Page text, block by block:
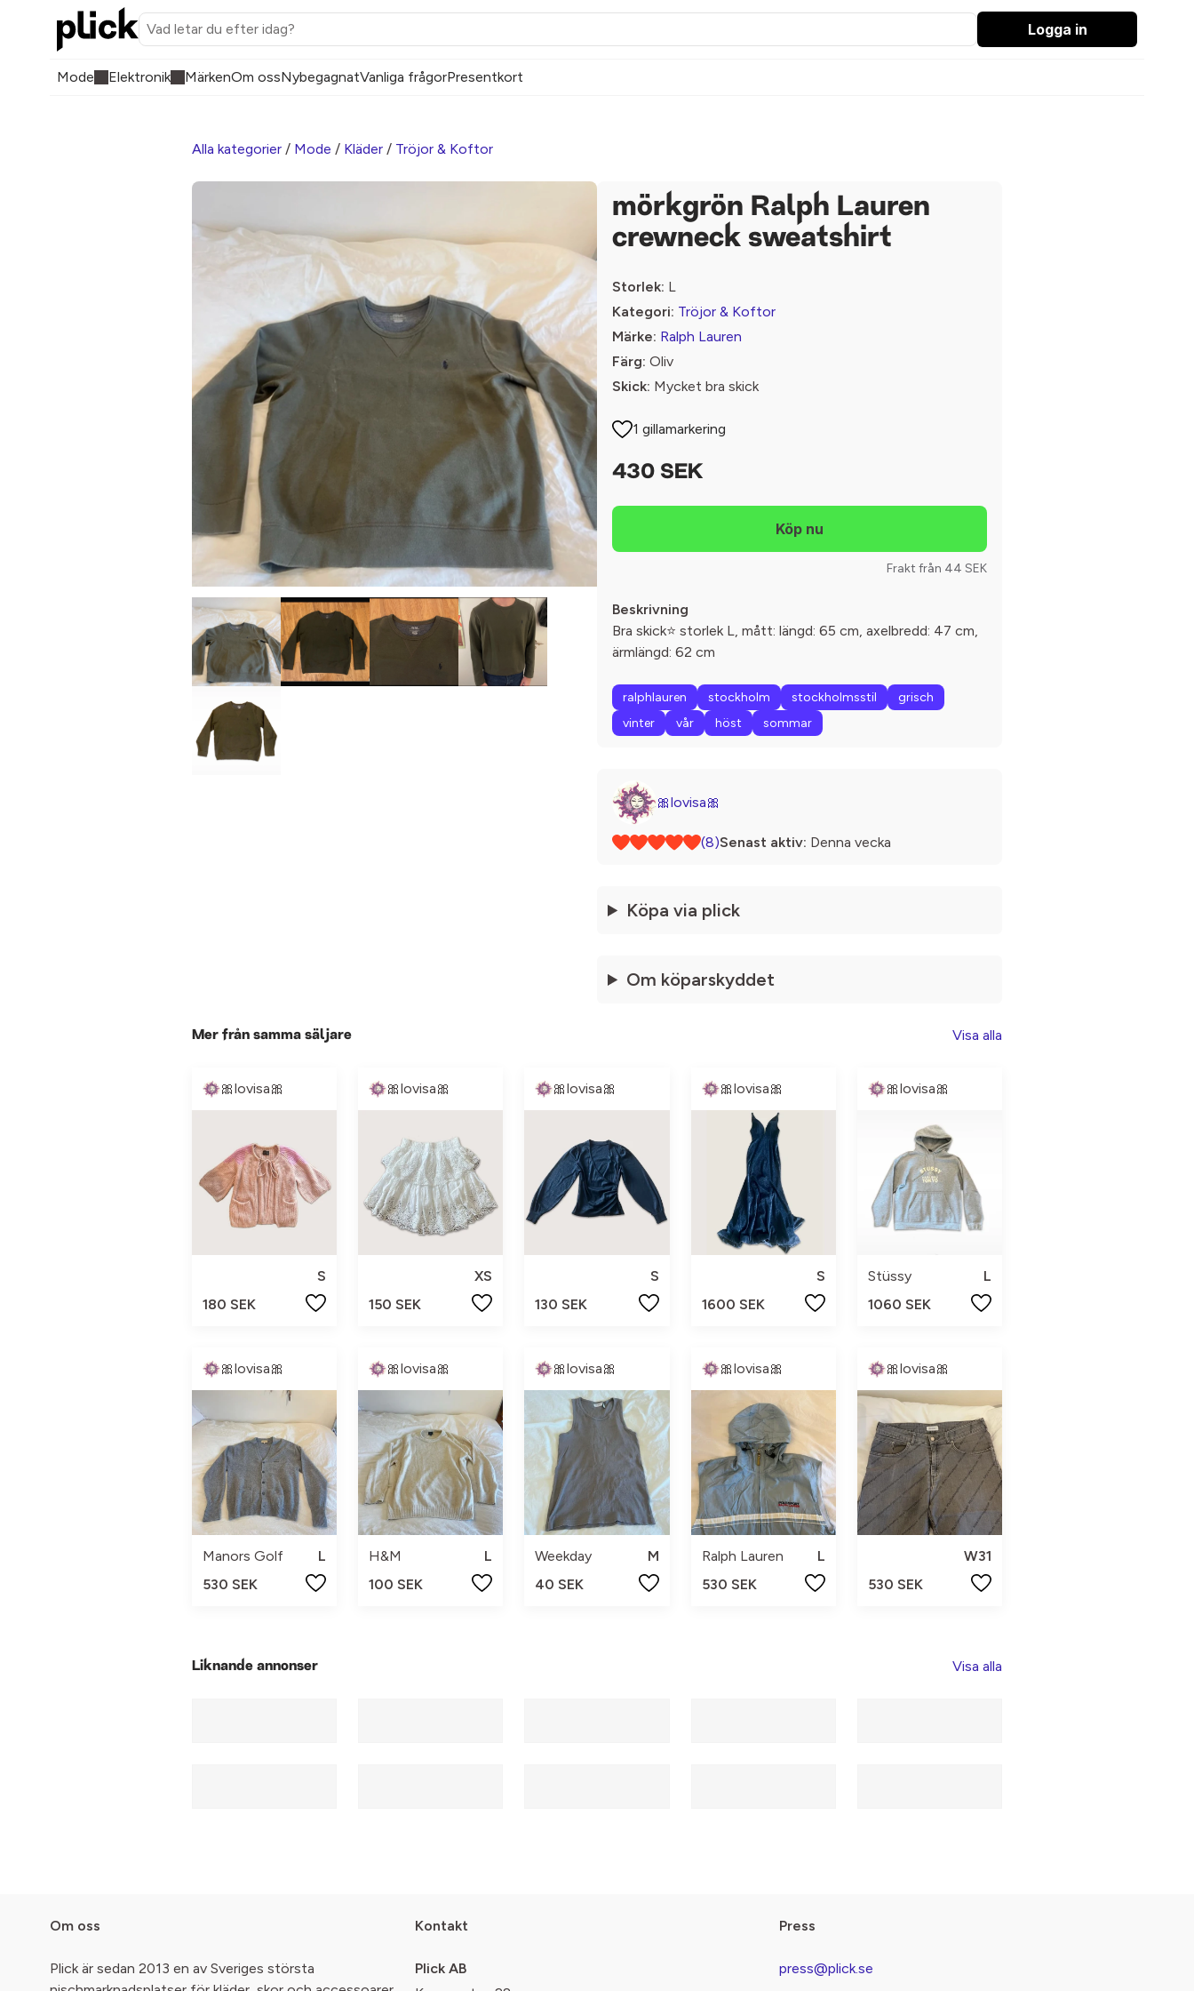
Logga in
Mode Elektronik MärkenOm ossNybegagnatVanliga frågorPresentkort
Alla kategorier / Mode / Kläder / Tröjor & Koftor
mörkgrön Ralph Lauren
crewneck sweatshirt
Storlek: L
Kategori: Tröjor & Koftor
Märke: Ralph Lauren
Färg: Oliv
Skick: Mycket bra skick
1 gillamarkering
430 SEK
Frakt från 44 SEK
Beskrivning
Bra skick⭐️ storlek L, mått: längd: 65 cm, axelbredd: 47 cm,
ärmlängd: 62 cm
ralphlauren stockholm stockholmsstil
grisch
vinter
vår höst sommar
🎀lovisa🎀
(8)Senast aktiv: Denna vecka
Köpa via plick
Om köparskyddet
Mer från samma säljare Visa alla
🎀lovisa🎀
S
180 SEK
🎀lovisa🎀
XS
150 SEK
🎀lovisa🎀
S
130 SEK
🎀lovisa🎀
S
1600 SEK
🎀lovisa🎀
Stüssy
L
1060 SEK
🎀lovisa🎀
Manors Golf
L
530 SEK
🎀lovisa🎀
H&M
L
100 SEK
🎀lovisa🎀
Weekday
M
40 SEK
🎀lovisa🎀
Ralph Lauren
L
530 SEK
🎀lovisa🎀
W31
530 SEK
Liknande annonser Visa alla
Om oss
Plick är sedan 2013 en av Sveriges största
Kontakt
Plick AB
Press
press@plick.se